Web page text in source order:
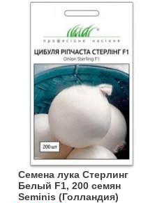
Семена лука Стерлинг
Белый F1, 200 семян
Seminis (Голландия)